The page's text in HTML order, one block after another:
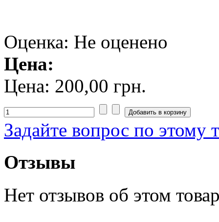
Оценка: Не оценено
Цена:
Цена: 200,00 грн.
Задайте вопрос по этому
Отзывы
Нет отзывов об этом